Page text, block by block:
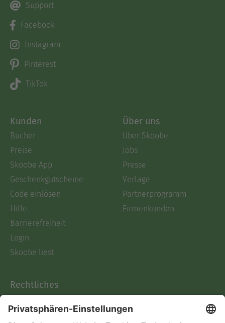
Support
Facebook
Instagram
Pinterest
TikTok
Kunden
Bücher
Preise
Skoobe App
Geschenkgutscheine
Code einlösen
Hilfe
Barrierefreiheit
Login
Skoobe liest
Über uns
Über Skoobe
Jobs
Presse
Verlage
Partnerprogramm
Firmenkunden
Rechtliches
AGB